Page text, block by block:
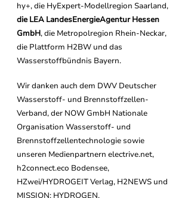
hy+, die HyExpert-Modellregion Saarland,
die LEA LandesEnergieAgentur Hessen
GmbH, die Metropolregion Rhein-Neckar,
die Plattform H2BW und das
Wasserstoffbündnis Bayern.
Wir danken auch dem DWV Deutscher
Wasserstoff- und Brennstoffzellen-
Verband, der NOW GmbH Nationale
Organisation Wasserstoff- und
Brennstoffzellentechnologie sowie
unseren Medienpartnern electrive.net,
h2connect.eco Bodensee,
HZwei/HYDROGEIT Verlag, H2NEWS und
MISSION: HYDROGEN.